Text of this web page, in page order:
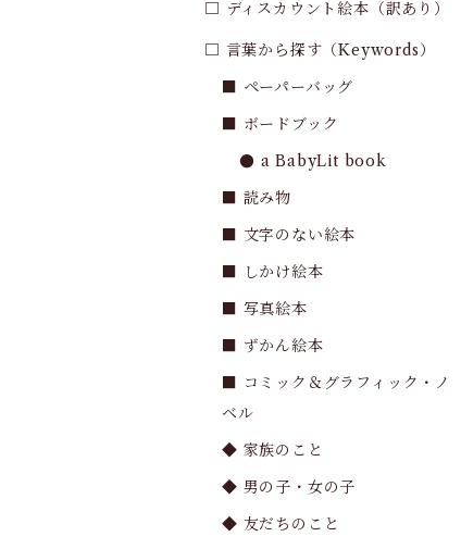
□ ディスカウント絵本（訳あり）
□ 言葉から探す（Keywords）
■ ペーパーバッグ
■ ボードブック
● a BabyLit book
■ 読み物
■ 文字のない絵本
■ しかけ絵本
■ 写真絵本
■ ずかん絵本
■ コミック＆グラフィック・ノ
ベル
◆ 家族のこと
◆ 男の子・女の子
◆ 友だちのこと